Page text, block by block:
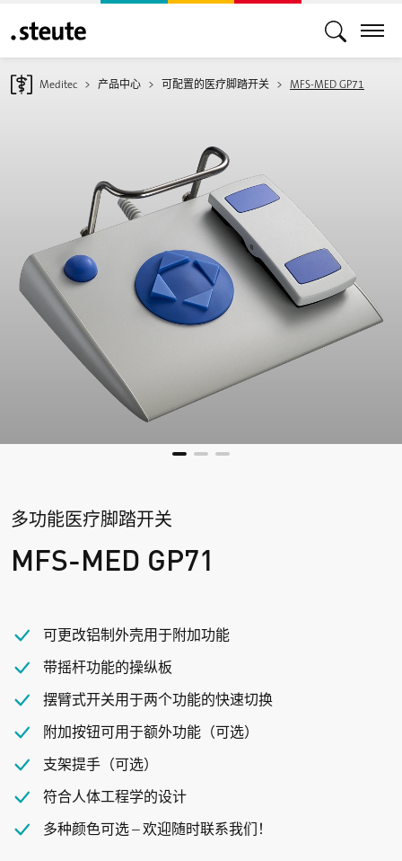
Meditec 产品中心 可配置的医疗脚踏开关 MFS-MED GP71
多功能医疗脚踏开关
MFS-MED GP71
可更改铝制外壳用于附加功能
带摇杆功能的操纵板
摆臂式开关用于两个功能的快速切换
附加按钮可用于额外功能（可选）
支架提手（可选）
符合人体工程学的设计
多种颜色可选 – 欢迎随时联系我们！